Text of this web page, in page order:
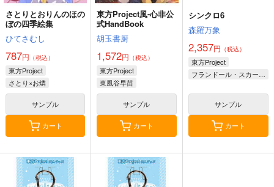
必然のカタストロフィ
／Magical-マジカル-
少女フラクタル
2,750円（税込）
東方Project
サンプル
東方Projectクリアフ
ァイル藍
Przm Star
東方Project A4クリア
ファイル 葉庭
株式会社虎の穴
【クリエイティアイラ
さとりとおりんのほの
ぼの四季絵集
ひてさむし
787円 （税込）
東方Project
さとり×お燐
サンプル
カート
東方Project風-心非公
式HandBook
胡玉書厨
1,572円 （税込）
東方Project
東風谷早苗
古明地こいし
サンプル
カート
シンクロ6
森羅万象
2,357円 （税込）
東方Project
フランドール・スカーレット
サンプル
カート